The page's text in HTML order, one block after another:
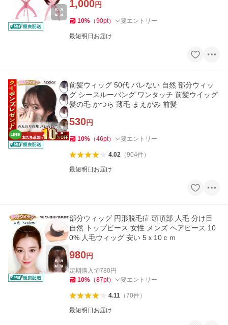
1,000円
10% （90pt） 要エントリー
最短明日お届け
前髪ウィッグ 50代 バレない 自然 部分ウィッ
グ シースルーバング ワンタッチ 前髪ウイッグ
髪の毛 かつら 薄毛 まえがみ 前髪
530円
10% （46pt） 要エントリー
4.02（904件）
最短明日お届け
部分ウィッグ 円形脱毛症 頭頂部 人毛 分け目
自然 トップピース 女性 メンズ ヘアピース 10
0% 人毛ウィッグ 安い 5ｘ10ｃｍ
980円
定期購入で780 円
10% （87pt） 要エントリー
4.11（70件）
最短明日お届け